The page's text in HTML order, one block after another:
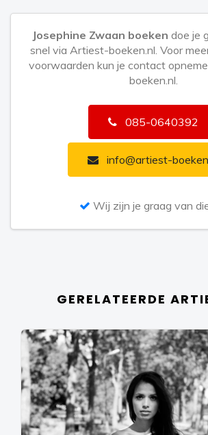
Josephine Zwaan boeken doe je
snel via Artiest-boeken.nl. Voor
voorwaarden kun je contact
boeken.nl.
085-0640392
info@artiest-
Wij zijn je graag van
GERELATEERDE